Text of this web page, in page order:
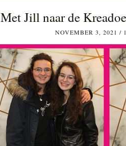
Met Jill naar de
NOVEMBER 3, 2021 /